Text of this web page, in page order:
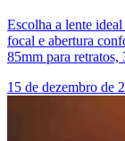
Escolha a lente
focal e abertura
85mm para retratos,
15 de dezembro de